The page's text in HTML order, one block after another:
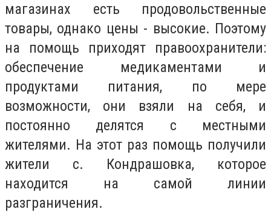
магазинах есть продовольственные
товары, однако цены - высокие. Поэтому
на помощь приходят правоохранители:
обеспечение медикаментами и
продуктами питания, по мере
возможности, они взяли на себя, и
постоянно делятся с местными
жителями. На этот раз помощь получили
жители с. Кондрашовка, которое
находится на самой линии
разграничения.